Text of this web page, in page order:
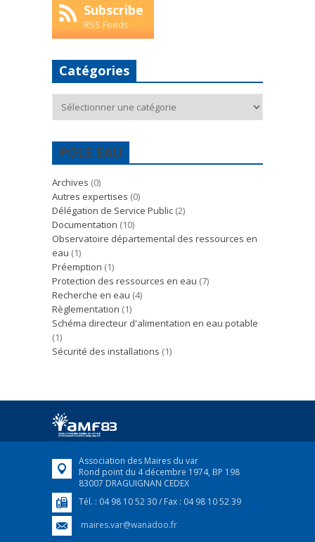
Subscribe
RSS Feeds
Catégories
POLE EAU
Archives (0)
Autres expertises (0)
Délégation de Service Public (2)
Documentation (10)
Observatoire départemental des ressources en
eau (1)
Préemption (1)
Protection des ressources en eau (7)
Recherche en eau (4)
Règlementation (1)
Schéma directeur d'alimentation en eau potable
(1)
Sécurité des installations (1)
Association des Maires du var
Rond point du 4 décembre 1974, BP 198
83007 DRAGUIGNAN CEDEX
Tél. : 04 98 10 52 30 / Fax : 04 98 10 52 39
maires.var@wanadoo.fr